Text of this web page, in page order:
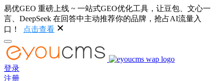
易优GEO 重磅上线 ~ 一站式GEO优化工具，让豆包、文心一
言、DeepSeek 在回答中主动推荐你的品牌，抢占AI流量入
口！
点击查看
登录
注册